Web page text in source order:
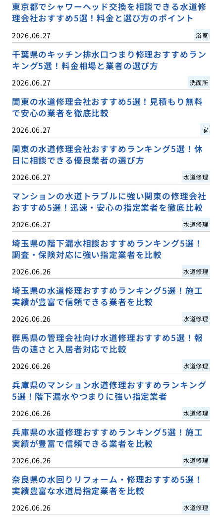
東京都でシャワーヘッド交換を相談できる水道修
理会社おすすめ5選！料金と選び方のポイント
2026.06.27 浴室
千葉県のキッチン排水口つまり修理おすすめラン
キング5選！料金相場と業者の選び方
2026.06.27 洗面所
関東の水道修理会社おすすめ5選！見積もり無料
で安心の業者を徹底比較
2026.06.27 家
関東の水道修理会社おすすめランキング5選！休
日に相談できる優良業者の選び方
2026.06.27 水道修理
マンションの水道トラブルに強い関東の修理会社
おすすめ5選！迅速・安心の指定業者を徹底比較
2026.06.27 水道修理
埼玉県の階下漏水相談おすすめランキング5選！
調査・保険対応に強い指定業者を比較
2026.06.26 水道修理
埼玉県の水道修理おすすめランキング5選！施工
実績が豊富で信頼できる業者を比較
2026.06.26 水道修理
群馬県の管理会社向け水道修理おすすめ5選！報
告の速さと入居者対応で比較
2026.06.26 水道修理
兵庫県のマンション水道修理おすすめランキング
5選！階下漏水やつまりに強い指定業者
2026.06.26 水道修理
兵庫県の水道修理おすすめランキング5選！施工
実績が豊富で信頼できる業者を比較
2026.06.26 水道修理
奈良県の水回りリフォーム・修理おすすめ5選！
実績豊富な水道局指定業者を比較
2026.06.26 水道修理